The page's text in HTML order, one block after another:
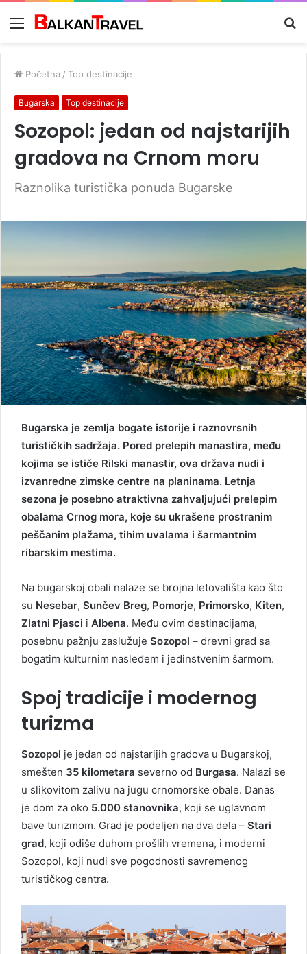
Meni
Početna / Top destinacije
Bugarska Top destinacije
Sozopol: jedan od najstarijih
gradova na Crnom moru
Raznolika turistička ponuda Bugarske
Bugarska je zemlja bogate istorije i raznovrsnih
turističkih sadržaja. Pored prelepih manastira, među
kojima se ističe Rilski manastir, ova država nudi i
izvanredne zimske centre na planinama. Letnja
sezona je posebno atraktivna zahvaljujući prelepim
obalama Crnog mora, koje su ukrašene prostranim
peščanim plažama, tihim uvalama i šarmantnim
ribarskim mestima.
Na bugarskoj obali nalaze se brojna letovališta kao što
su Nesebar, Sunčev Breg, Pomorje, Primorsko, Kiten,
Zlatni Pjasci i Albena. Među ovim destinacijama,
posebnu pažnju zaslužuje Sozopol – drevni grad sa
bogatim kulturnim nasleđem i jedinstvenim šarmom.
Spoj tradicije i modernog
turizma
Sozopol je jedan od najstarijih gradova u Bugarskoj,
smešten 35 kilometara severno od Burgasa. Nalazi se
u slikovitom zalivu na jugu crnomorske obale. Danas
je dom za oko 5.000 stanovnika, koji se uglavnom
bave turizmom. Grad je podeljen na dva dela – Stari
grad, koji odiše duhom prošlih vremena, i moderni
Sozopol, koji nudi sve pogodnosti savremenog
turističkog centra.